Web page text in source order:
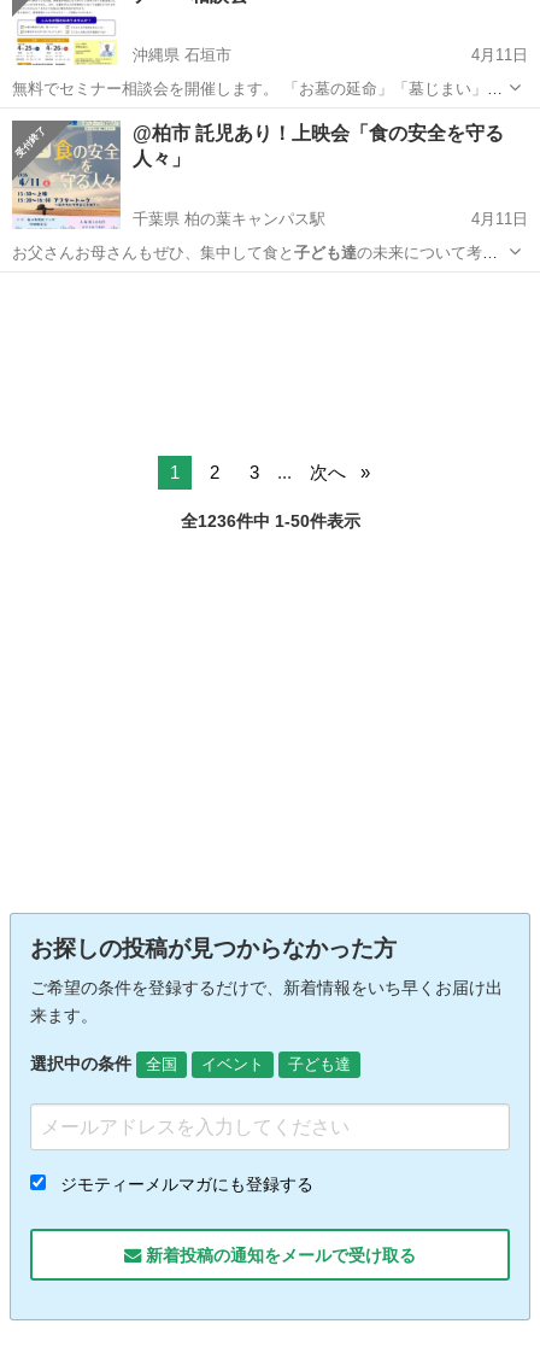
沖縄県 石垣市
4月11日
無料でセミナー相談会を開催します。 「お墓の延命」「墓じまい」
「海洋散骨」についてです。 ＊こんな人におすすめ＊ お墓の納骨室が
満室になりそうで心配 お墓を守る人がいなくなってしまう こども達の
負担を減らしたい 自分が亡く...
沖縄 石垣市 セミナー 無料
@柏市 託児あり！上映会「食の安全を守る
人々」
千葉県 柏の葉キャンパス駅
4月11日
お父さんお母さんもぜひ、集中して食と 子ども達の未来について考え
る時間にしてくださ…
1 2 3 ... 次へ
全1236件中 1-50件表示
お探しの投稿が見つからなかった方
ご希望の条件を登録するだけで、新着情報をいち早くお届け出
来ます。
選択中の条件 全国 イベント 子ども達
ジモティーメルマガにも登録する
新着投稿の通知をメールで受け取る